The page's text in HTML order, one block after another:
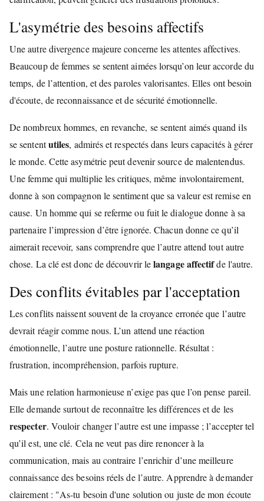
L'asymétrie des besoins affectifs
Une autre divergence majeure concerne les attentes affectives.
Beaucoup de femmes se sentent aimées lorsqu’on leur accorde du
temps, de l’attention, et des paroles valorisantes. Elles ont besoin
d'écoute, de reconnaissance et de sécurité émotionnelle.
De nombreux hommes, en revanche, se sentent aimés quand ils
se sententutiles, admirés et respectés dans leurs capacités à gérer
le monde. Cette asymétrie peut devenir source de malentendus.
Une femme qui multiplie les critiques, même involontairement,
donne à son compagnon le sentiment que sa valeur est remise en
cause. Un homme qui se referme ou fuit le dialogue donne à sa
partenaire l’impression d’être ignorée. Chacun donne ce qu’il
aimerait recevoir, sans comprendre que l’autre attend tout autre
chose. La clé est donc de découvrir lelangage affectifde l'autre.
Des conflits évitables par l'acceptation
Les conflits naissent souvent de la croyance erronée que l’autre
devrait réagir comme nous. L’un attend une réaction
émotionnelle, l’autre une posture rationnelle. Résultat :
frustration, incompréhension, parfois rupture.
Mais une relation harmonieuse n’exige pas que l’on pense pareil.
Elle demande surtout de reconnaître les différences et de les
respecter. Vouloir changer l’autre est une impasse ; l’accepter tel
qu’il est, une clé. Cela ne veut pas dire renoncer à la
communication, mais au contraire l’enrichir d’une meilleure
connaissance des besoins réels de l’autre. Apprendre à demander
clairement : "As-tu besoin d'une solution ou juste de mon écoute